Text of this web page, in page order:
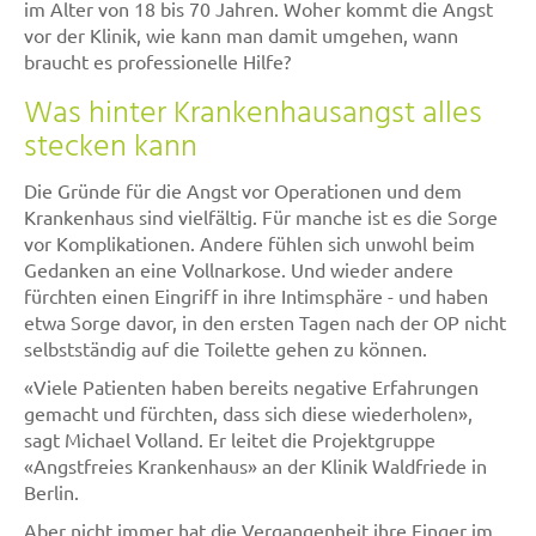
im Alter von 18 bis 70 Jahren. Woher kommt die Angst
vor der Klinik, wie kann man damit umgehen, wann
braucht es professionelle Hilfe?
Was hinter Krankenhausangst alles
stecken kann
Die Gründe für die Angst vor Operationen und dem
Krankenhaus sind vielfältig. Für manche ist es die Sorge
vor Komplikationen. Andere fühlen sich unwohl beim
Gedanken an eine Vollnarkose. Und wieder andere
fürchten einen Eingriff in ihre Intimsphäre - und haben
etwa Sorge davor, in den ersten Tagen nach der OP nicht
selbstständig auf die Toilette gehen zu können.
«Viele Patienten haben bereits negative Erfahrungen
gemacht und fürchten, dass sich diese wiederholen»,
sagt Michael Volland. Er leitet die Projektgruppe
«Angstfreies Krankenhaus» an der Klinik Waldfriede in
Berlin.
Aber nicht immer hat die Vergangenheit ihre Finger im